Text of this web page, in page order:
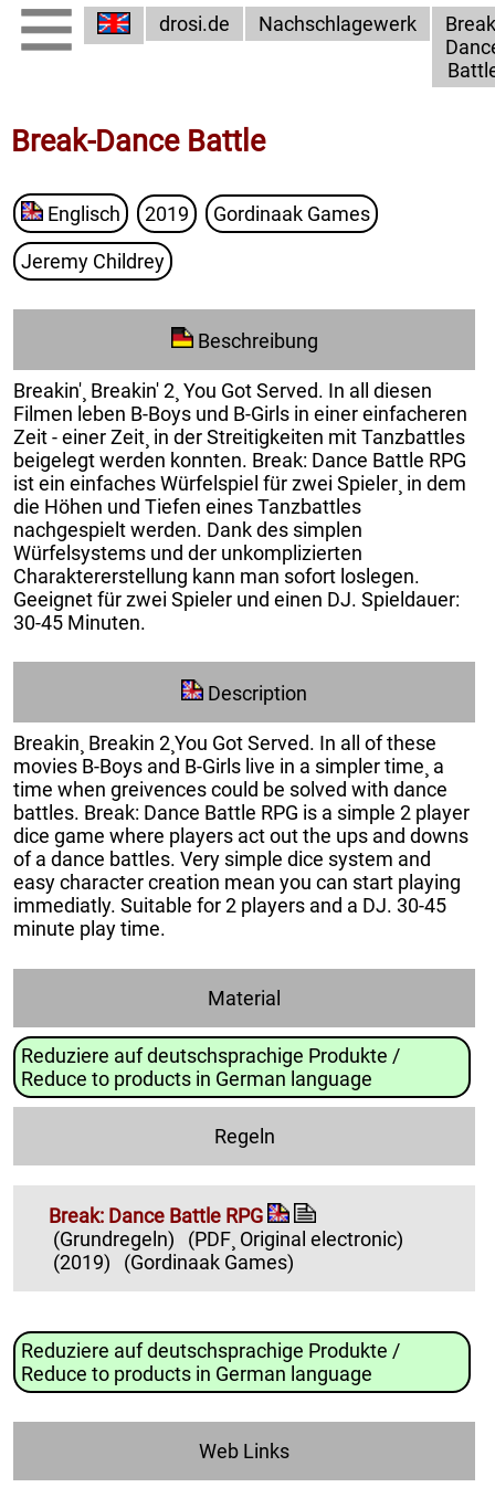
drosi.de Nachschlagewerk
Break-Dance Battle
Englisch 2019 Gordinaak Games
Jeremy Childrey
Beschreibung
Breakin'¸ Breakin' 2¸ You Got Served. In all diesen
Filmen leben B-Boys und B-Girls in einer einfacheren
Zeit - einer Zeit¸ in der Streitigkeiten mit Tanzbattles
beigelegt werden konnten. Break: Dance Battle RPG
ist ein einfaches Würfelspiel für zwei Spieler¸ in dem
die Höhen und Tiefen eines Tanzbattles
nachgespielt werden. Dank des simplen
Würfelsystems und der unkomplizierten
Charaktererstellung kann man sofort loslegen.
Geeignet für zwei Spieler und einen DJ. Spieldauer:
30-45 Minuten.
Description
Breakin¸ Breakin 2¸You Got Served. In all of these
movies B-Boys and B-Girls live in a simpler time¸ a
time when greivences could be solved with dance
battles. Break: Dance Battle RPG is a simple 2 player
dice game where players act out the ups and downs
of a dance battles. Very simple dice system and
easy character creation mean you can start playing
immediatly. Suitable for 2 players and a DJ. 30-45
minute play time.
Material
Reduziere auf deutschsprachige Produkte /
Reduce to products in German language
Regeln
Break: Dance Battle RPG
(Grundregeln)
(PDF¸ Original electronic)
(2019)
(Gordinaak Games)
Reduziere auf deutschsprachige Produkte /
Reduce to products in German language
Web Links